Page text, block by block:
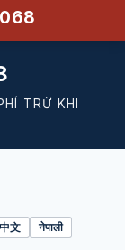
TRỪ KHI
中文 नेपाली